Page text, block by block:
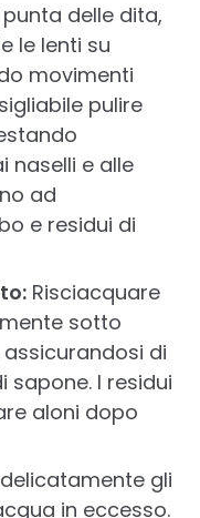
delle dita,
le lenti su
movimenti
pulire
naselli e alle
ad
e residui di
Risciacquare
sotto
di
sapone. I residui
aloni dopo
gli
in eccesso.